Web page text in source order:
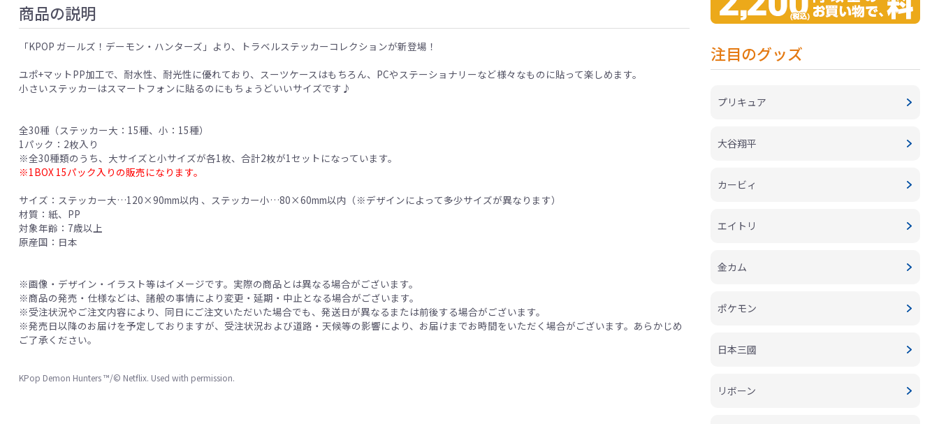
商品の説明
「KPOP ガールズ！デーモン・ハンターズ」より、トラベルステッカーコレクションが新登場！
ユポ+マットPP加工で、耐水性、耐光性に優れており、スーツケースはもちろん、PCやステーショナリーなど様々なものに貼って楽しめます。
小さいステッカーはスマートフォンに貼るのにもちょうどいいサイズです♪
全30種（ステッカー大：15種、小：15種）
1パック：2枚入り
※全30種類のうち、大サイズと小サイズが各1枚、合計2枚が1セットになっています。
※1BOX 15パック入りの販売になります。
サイズ：ステッカー大…120×90mm以内 、ステッカー小…80×60mm以内（※デザインによって多少サイズが異なります）
材質：紙、PP
対象年齢：7歳以上
原産国：日本
※画像・デザイン・イラスト等はイメージです。実際の商品とは異なる場合がございます。
※商品の発売・仕様などは、諸般の事情により変更・延期・中止となる場合がございます。
※受注状況やご注文内容により、同日にご注文いただいた場合でも、発送日が異なるまたは前後する場合がございます。
※発売日以降のお届けを予定しておりますが、受注状況および道路・天候等の影響により、お届けまでお時間をいただく場合がございます。あらかじめ
ご了承ください。
KPop Demon Hunters ™/© Netflix. Used with permission.
注目のグッズ
プリキュア
大谷翔平
カービィ
エイトリ
金カム
ポケモン
日本三國
リボーン